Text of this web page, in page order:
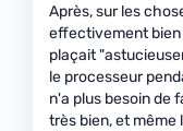
Après, sur les
effectivement bien
plaçait
le processeur
n'a plus besoin de
très bien, et même